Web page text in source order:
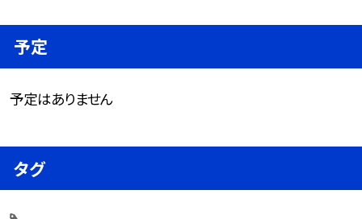
予定
予定はありません
タグ